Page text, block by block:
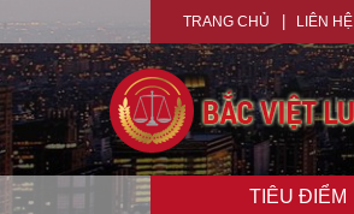
TRANG CHỦ LIÊN HỆ
TIÊU ĐIỂM